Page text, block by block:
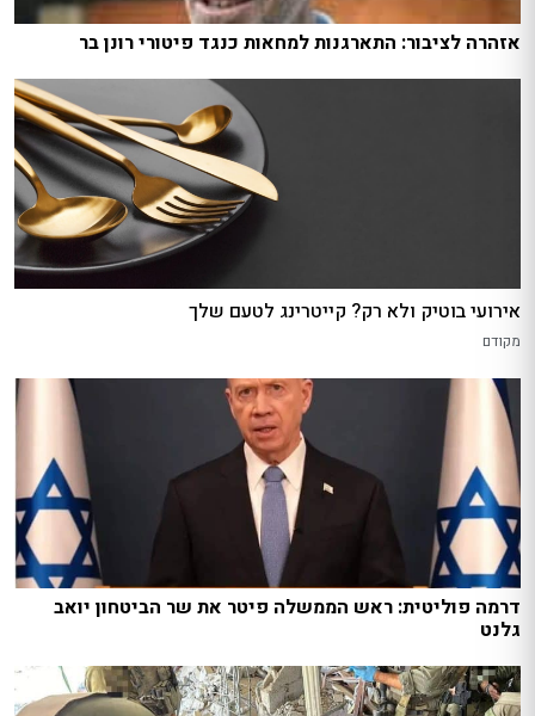
אזהרה לציבור: התארגנות למחאות כנגד פיטורי רונן בר
אירועי בוטיק ולא רק? קייטרינג לטעם שלך
מקודם
דרמה פוליטית: ראש הממשלה פיטר את שר הביטחון יואב
גלנט